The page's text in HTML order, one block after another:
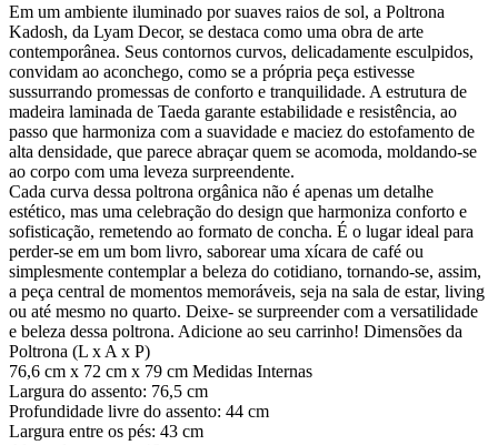
Em um ambiente iluminado por suaves raios de sol, a Poltrona
Kadosh, da Lyam Decor, se destaca como uma obra de arte
contemporânea. Seus contornos curvos, delicadamente esculpidos,
convidam ao aconchego, como se a própria peça estivesse
sussurrando promessas de conforto e tranquilidade. A estrutura de
madeira laminada de Taeda garante estabilidade e resistência, ao
passo que harmoniza com a suavidade e maciez do estofamento de
alta densidade, que parece abraçar quem se acomoda, moldando-se
ao corpo com uma leveza surpreendente.
Cada curva dessa poltrona orgânica não é apenas um detalhe
estético, mas uma celebração do design que harmoniza conforto e
sofisticação, remetendo ao formato de concha. É o lugar ideal para
perder-se em um bom livro, saborear uma xícara de café ou
simplesmente contemplar a beleza do cotidiano, tornando-se, assim,
a peça central de momentos memoráveis, seja na sala de estar, living
ou até mesmo no quarto. Deixe- se surpreender com a versatilidade
e beleza dessa poltrona. Adicione ao seu carrinho! Dimensões da
Poltrona (L x A x P)
76,6 cm x 72 cm x 79 cm Medidas Internas
Largura do assento: 76,5 cm
Profundidade livre do assento: 44 cm
Largura entre os pés: 43 cm